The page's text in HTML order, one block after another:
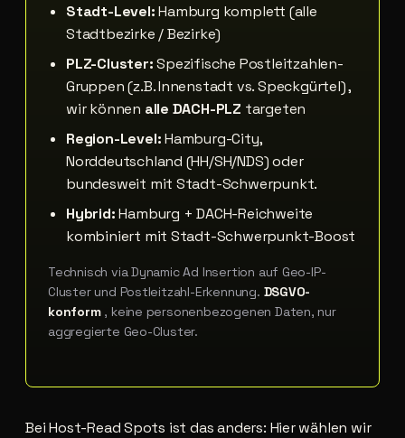
Stadt-Level:Hamburg komplett (alle
Stadtbezirke / Bezirke)
PLZ-Cluster:Spezifische Postleitzahlen-
Gruppen (z.B. Innenstadt vs. Speckgürtel) ,
wir können alle DACH-PLZ targeten
Region-Level:Hamburg-City,
Norddeutschland (HH/SH/NDS) oder
bundesweit mit Stadt-Schwerpunkt.
Hybrid:Hamburg + DACH-Reichweite
kombiniert mit Stadt-Schwerpunkt-Boost
Technisch via Dynamic Ad Insertion auf Geo-IP-
Cluster und Postleitzahl-Erkennung. DSGVO-
konform, keine personenbezogenen Daten, nur
aggregierte Geo-Cluster.
Bei Host-Read Spots ist das anders: Hier wählen wir